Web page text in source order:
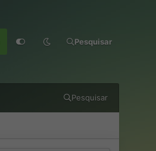
Pesquisar
Pesquisar